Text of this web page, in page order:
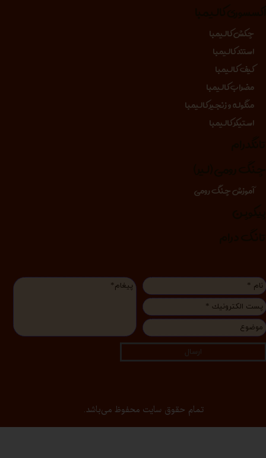
تمام حقوق سایت محفوظ می‌باشد.
ارسال
چکش کالیمبا
استند کالیمبا
کیف کالیمبا
مضراب کالیمبا
منگوله و زنجیر کالیمبا
استیکر کالیمبا
آموزش چنگ رومی